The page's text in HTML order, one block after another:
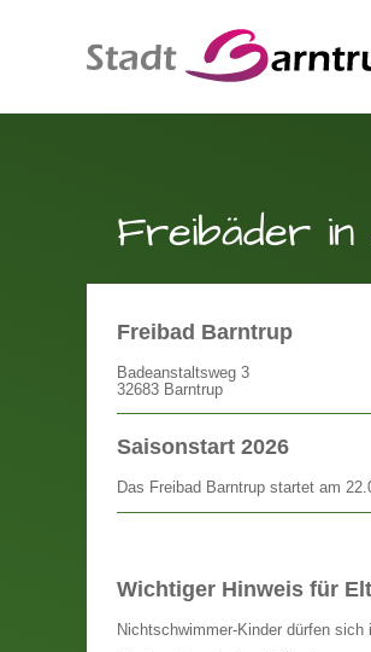
Freibäder
Freibad Barntrup
Badeanstaltsweg 3
32683 Barntrup
Saisonstart 2026
Das Freibad Barntrup startet am
Wichtiger Hinweis für
Nichtschwimmer-Kinder dürfen